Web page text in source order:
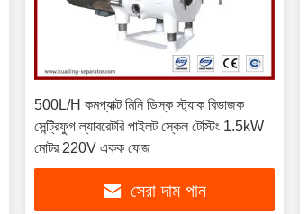
500L/H কমপ্যাক্ট মিনি ডিস্ক স্ট্যাক বিভাজক
সেন্ট্রিফুগ ল্যাবরেটরি পাইলট স্কেল টেস্টিং 1.5kW
মোটর 220V একক ফেজ
সেরা দাম পান